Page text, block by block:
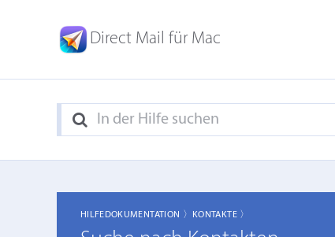
Direct Mail für Mac
HILFEDOKUMENTATION 〉 KONTAKTE 〉